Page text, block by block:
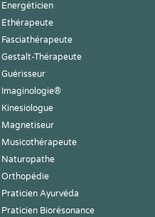
Energéticien
Ethérapeute
Fasciathérapeute
Gestalt-Thérapeute
Guérisseur
Imaginologie®
Kinesiologue
Magnetiseur
Musicothérapeute
Naturopathe
Orthopédie
Praticien Ayurvéda
Praticien Biorésonance